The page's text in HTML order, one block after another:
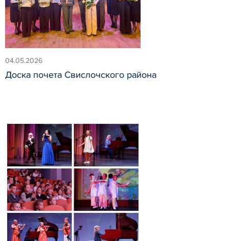
04.05.2026
Доска почета Свислочского района